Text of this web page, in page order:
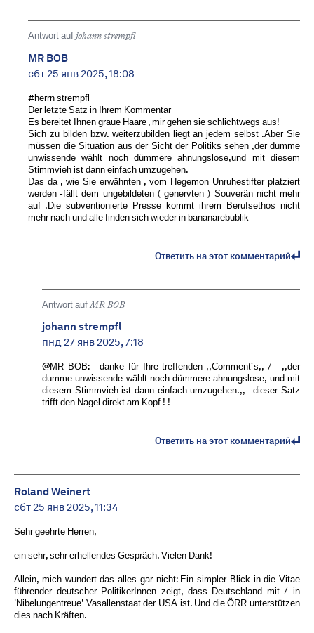
Antwort auf johann strempfl
MR BOB ️
сбт 25 янв 2025, 18:08
#herrn strempfl
Der letzte Satz in Ihrem Kommentar
Es bereitet Ihnen graue Haare , mir gehen sie schlichtwegs aus!
Sich zu bilden bzw. weiterzubilden liegt an jedem selbst .Aber Sie
müssen die Situation aus der Sicht der Politiks sehen ,der dumme
unwissende wählt noch dümmere ahnungslose,und mit diesem
Stimmvieh ist dann einfach umzugehen.
Das da , wie Sie erwähnten , vom Hegemon Unruhestifter platziert
werden -fällt dem ungebildeten ( genervten ) Souverän nicht mehr
auf .Die subventionierte Presse kommt ihrem Berufsethos nicht
mehr nach und alle finden sich wieder in bananarebublik
Ответить на этот комментарий
Antwort auf MR BOB ️
johann strempfl
пнд 27 янв 2025, 7:18
@MR BOB: - danke für Ihre treffenden ,,Comment´s,, / - ,,der
dumme unwissende wählt noch dümmere ahnungslose, und mit
diesem Stimmvieh ist dann einfach umzugehen.,, - dieser Satz
trifft den Nagel direkt am Kopf ! !
Ответить на этот комментарий
Roland Weinert
сбт 25 янв 2025, 11:34
Sehr geehrte Herren,
ein sehr, sehr erhellendes Gespräch. Vielen Dank!
Allein, mich wundert das alles gar nicht: Ein simpler Blick in die Vitae
führender deutscher PolitikerInnen zeigt, dass Deutschland mit / in
'Nibelungentreue' Vasallenstaat der USA ist. Und die ÖRR unterstützen
dies nach Kräften.